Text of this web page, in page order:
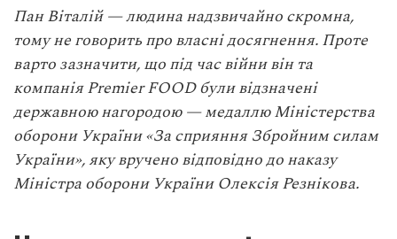
Пан Віталій — людина надзвичайно скромна,
тому не говорить про власні досягнення. Проте
варто зазначити, що під час війни він та
компанія Premier FOOD були відзначені
державною нагородою — медаллю Міністерства
оборони України «За сприяння Збройним силам
України», яку вручено відповідно до наказу
Міністра оборони України Олексія Резнікова.